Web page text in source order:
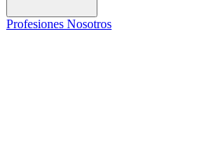
Profesiones Nosotros